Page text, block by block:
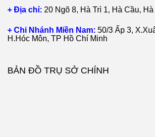
+ Địa chỉ: 20 Ngõ 8, Hà Trì 1, Hà Cầu,
+ Chi Nhánh Miền Nam: 50/3 Ấp 3,
H.Hóc Môn, TP Hồ Chí Minh
BẢN ĐỒ TRỤ SỞ CHÍNH